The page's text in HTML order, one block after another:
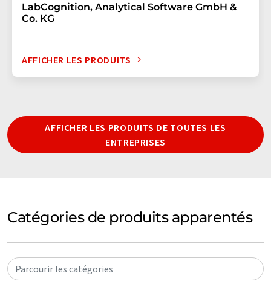
LabCognition, Analytical Software GmbH &
Co. KG
AFFICHER LES PRODUITS
AFFICHER LES PRODUITS DE TOUTES LES
ENTREPRISES
Catégories de produits apparentés
Parcourir les catégories